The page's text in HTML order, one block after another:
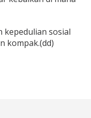
kepedulian sosial
kompak.(dd)